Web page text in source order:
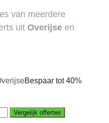
van meerdere
uit Overijse en
Bespaar tot 40%
Vergelijk offertes